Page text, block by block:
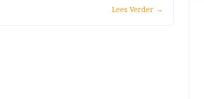
Lees Verder →